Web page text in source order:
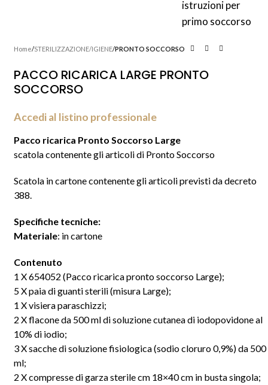
Home STERILIZZAZIONE/IGIENE PRONTO SOCCORSO
PACCO RICARICA LARGE PRONTO
SOCCORSO
Accedi al listino professionale
Pacco ricarica Pronto Soccorso Large
scatola contenente gli articoli di Pronto Soccorso
Scatola in cartone contenente gli articoli previsti da decreto
388.
Specifiche tecniche:
Materiale: in cartone
Contenuto
1 X 654052 (Pacco ricarica pronto soccorso Large);
5 X paia di guanti sterili (misura Large);
1 X visiera paraschizzi;
2 X flacone da 500 ml di soluzione cutanea di iodopovidone al
10% di iodio;
3 X sacche di soluzione fisiologica (sodio cloruro 0,9%) da 500
ml;
2 X compresse di garza sterile cm 18×40 cm in busta singola;